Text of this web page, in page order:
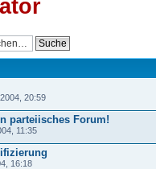
20:59
parteiisches Forum!
11:35
16:18